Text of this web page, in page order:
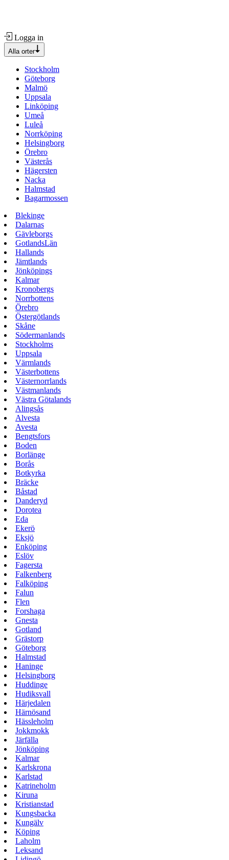
Logga in
Alla orter
Stockholm
Göteborg
Malmö
Uppsala
Linköping
Umeå
Luleå
Norrköping
Helsingborg
Örebro
Västerås
Hägersten
Nacka
Halmstad
Bagarmossen
Blekinge
Dalarnas
Gävleborgs
GotlandsLän
Hallands
Jämtlands
Jönköpings
Kalmar
Kronobergs
Norrbottens
Örebro
Östergötlands
Skåne
Södermanlands
Stockholms
Uppsala
Värmlands
Västerbottens
Västernorrlands
Västmanlands
Västra Götalands
Alingsås
Alvesta
Avesta
Bengtsfors
Boden
Borlänge
Borås
Botkyrka
Bräcke
Båstad
Danderyd
Dorotea
Eda
Ekerö
Eksjö
Enköping
Eslöv
Fagersta
Falkenberg
Falköping
Falun
Flen
Forshaga
Gnesta
Gotland
Grästorp
Göteborg
Halmstad
Haninge
Helsingborg
Huddinge
Hudiksvall
Härjedalen
Härnösand
Hässleholm
Jokkmokk
Järfälla
Jönköping
Kalmar
Karlskrona
Karlstad
Katrineholm
Kiruna
Kristianstad
Kungsbacka
Kungälv
Köping
Laholm
Leksand